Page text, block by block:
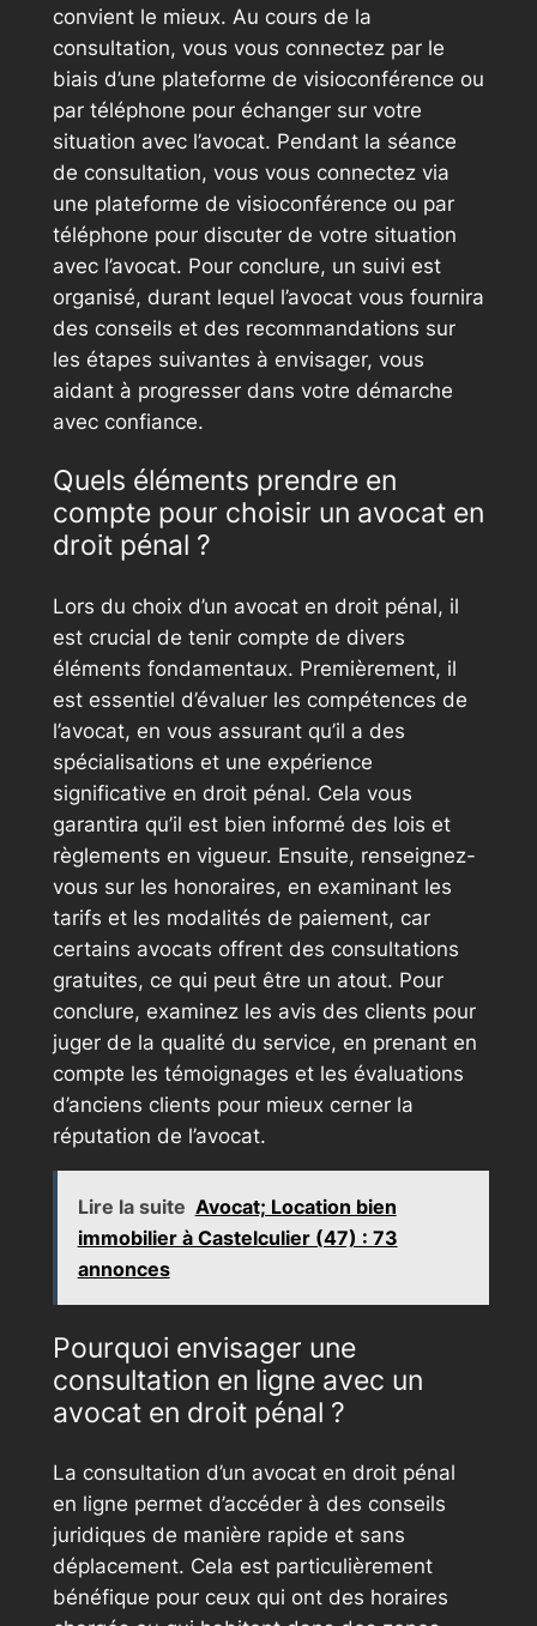
convient le mieux. Au cours de la
consultation, vous vous connectez par le
biais d’une plateforme de visioconférence ou
par téléphone pour échanger sur votre
situation avec l’avocat. Pendant la séance
de consultation, vous vous connectez via
une plateforme de visioconférence ou par
téléphone pour discuter de votre situation
avec l’avocat. Pour conclure, un suivi est
organisé, durant lequel l’avocat vous fournira
des conseils et des recommandations sur
les étapes suivantes à envisager, vous
aidant à progresser dans votre démarche
avec confiance.
Quels éléments prendre en
compte pour choisir un avocat en
droit pénal ?
Lors du choix d’un avocat en droit pénal, il
est crucial de tenir compte de divers
éléments fondamentaux. Premièrement, il
est essentiel d’évaluer les compétences de
l’avocat, en vous assurant qu’il a des
spécialisations et une expérience
significative en droit pénal. Cela vous
garantira qu’il est bien informé des lois et
règlements en vigueur. Ensuite, renseignez-
vous sur les honoraires, en examinant les
tarifs et les modalités de paiement, car
certains avocats offrent des consultations
gratuites, ce qui peut être un atout. Pour
conclure, examinez les avis des clients pour
juger de la qualité du service, en prenant en
compte les témoignages et les évaluations
d’anciens clients pour mieux cerner la
réputation de l’avocat.
Lire la suite Avocat; Location bien
immobilier à Castelculier (47) : 73
annonces
Pourquoi envisager une
consultation en ligne avec un
avocat en droit pénal ?
La consultation d’un avocat en droit pénal
en ligne permet d’accéder à des conseils
juridiques de manière rapide et sans
déplacement. Cela est particulièrement
bénéfique pour ceux qui ont des horaires